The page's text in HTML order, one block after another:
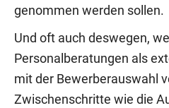
genommen werden sollen.
Und oft auch deswegen,
Personalberatungen als
mit der Bewerberauswahl
Zwischenschritte wie die